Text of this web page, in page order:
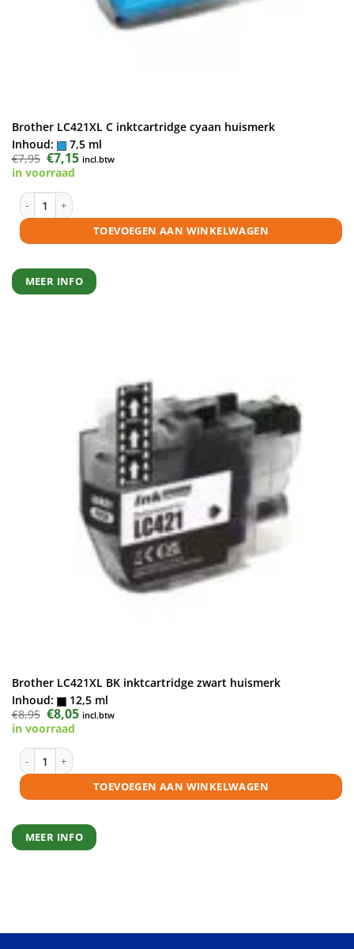
Brother LC421XL C inktcartridge cyaan huismerk
Inhoud:
7,5 ml
€7,95 Oorspronkelijke
prijs
was:
€7,15Huidige
prijs
incl.btw
in voorraad
Brother LC421XL C inktcartridge cyaan huismerk aantal
TOEVOEGEN AAN WINKELWAGEN
MEER INFO
Brother LC421XL BK inktcartridge zwart huismerk
Inhoud:
12,5 ml
€8,95 Oorspronkelijke
prijs
was:
€8,05Huidige
prijs
incl.btw
in voorraad
Brother LC421XL BK inktcartridge zwart huismerk aantal
TOEVOEGEN AAN WINKELWAGEN
MEER INFO